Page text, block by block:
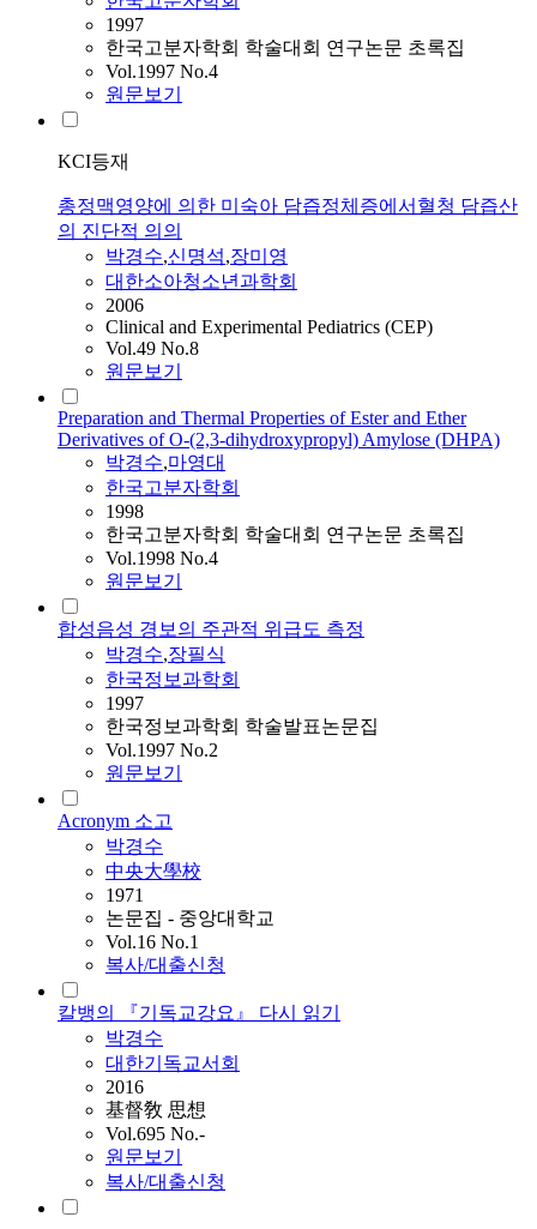
1997
한국고분자학회 학술대회 연구논문 초록집
Vol.1997 No.4
원문보기
KCI등재
총정맥영양에 의한 미숙아 담즙정체증에서혈청 담즙산
의 진단적 의의
박경수,신명석,장미영
대한소아청소년과학회
2006
Clinical and Experimental Pediatrics (CEP)
Vol.49 No.8
원문보기
Preparation and Thermal Properties of Ester and Ether
Derivatives of O-(2,3-dihydroxypropyl) Amylose (DHPA)
박경수,마영대
한국고분자학회
1998
한국고분자학회 학술대회 연구논문 초록집
Vol.1998 No.4
원문보기
합성음성 경보의 주관적 위급도 측정
박경수,장필식
한국정보과학회
1997
한국정보과학회 학술발표논문집
Vol.1997 No.2
원문보기
Acronym 소고
박경수
中央大學校
1971
논문집 - 중앙대학교
Vol.16 No.1
복사/대출신청
칼뱅의 『기독교강요』 다시 읽기
박경수
대한기독교서회
2016
基督敎 思想
Vol.695 No.-
원문보기
복사/대출신청